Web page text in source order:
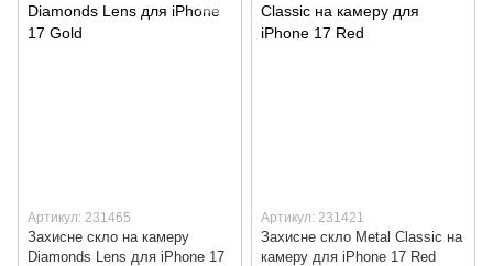
Артикул: 231465
Захисне скло на камеру
Diamonds Lens для iPhone 17
Артикул: 231421
Захисне скло Metal Classic на
камеру для iPhone 17 Red